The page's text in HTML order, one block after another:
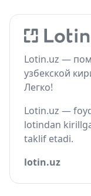
Lotin.uz —
узбекской
Легко!
Lotin.uz —
lotindan
taklif etadi.
lotin.uz